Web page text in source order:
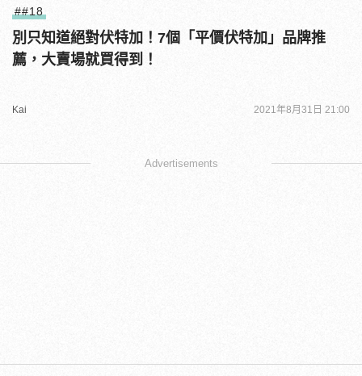
##18
別只知道絕對伏特加！7個「平價伏特加」品牌推
薦，大賣場就買得到！
Kai 2021年8月31日 21:00
Advertisements